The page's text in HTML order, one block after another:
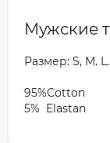
Мужские
Размер: S, M.
95%Cotton
5% Elastan